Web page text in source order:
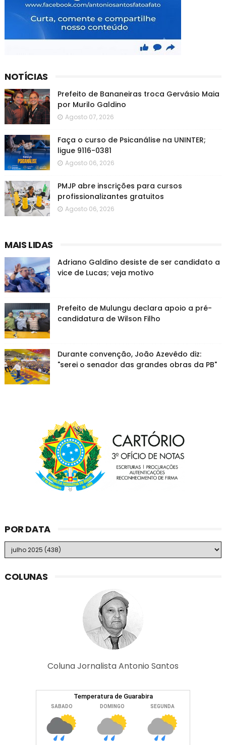
NOTÍCIAS
Prefeito de Bananeiras troca Gervásio Maia
por Murilo Galdino
Agosto 07, 2026
Faça o curso de Psicanálise na UNINTER;
ligue 9116-0381
Agosto 06, 2026
PMJP abre inscrições para cursos
profissionalizantes gratuitos
Agosto 06, 2026
MAIS LIDAS
Adriano Galdino desiste de ser candidato a
vice de Lucas; veja motivo
Prefeito de Mulungu declara apoio a pré-
candidatura de Wilson Filho
Durante convenção, João Azevêdo diz:
"serei o senador das grandes obras da PB"
POR DATA
COLUNAS
Coluna Jornalista Antonio Santos